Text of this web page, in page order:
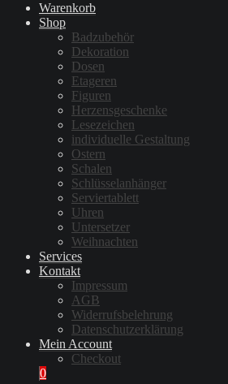
Warenkorb
Shop
Badzubehör
Dekoration
Dosen
Etageren
Figuren
Herzensgeschenke
Lesezeichen
individuelle Gestaltung
Ostern
Schalen
Schlüsselanhänger
Serviertablett
Uhren
Untersetzer
Weihnachten
Services
Kontakt
Impressum
AGB
Widerrufsbelehrung
Datenschutzerklärung
Mein Account
Checkout
0